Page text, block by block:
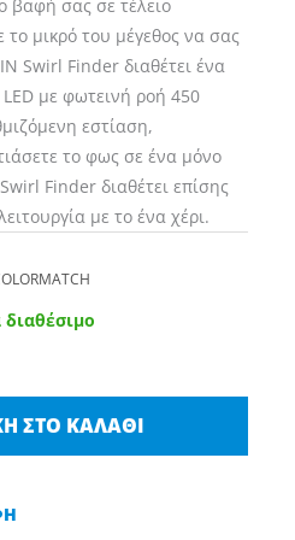
βαφή σας σε τέλειο
μικρό του μέγεθος να σας
Swirl Finder διαθέτει ένα
με φωτεινή ροή 450
εστίαση,
το φως σε ένα μόνο
Finder διαθέτει επίσης
με το ένα χέρι.
ΣΤΟ ΚΑΛΆΘΙ